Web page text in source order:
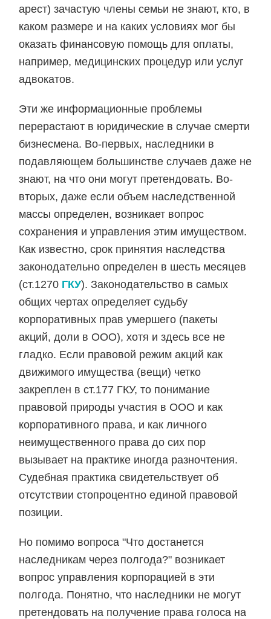
арест) зачастую члены семьи не знают, кто, в
каком размере и на каких условиях мог бы
оказать финансовую помощь для оплаты,
например, медицинских процедур или услуг
адвокатов.
Эти же информационные проблемы
перерастают в юридические в случае смерти
бизнесмена. Во-первых, наследники в
подавляющем большинстве случаев даже не
знают, на что они могут претендовать. Во-
вторых, даже если объем наследственной
массы определен, возникает вопрос
сохранения и управления этим имуществом.
Как известно, срок принятия наследства
законодательно определен в шесть месяцев
(ст.1270 ГКУ). Законодательство в самых
общих чертах определяет судьбу
корпоративных прав умершего (пакеты
акций, доли в ООО), хотя и здесь все не
гладко. Если правовой режим акций как
движимого имущества (вещи) четко
закреплен в ст.177 ГКУ, то понимание
правовой природы участия в ООО и как
корпоративного права, и как личного
неимущественного права до сих пор
вызывает на практике иногда разночтения.
Судебная практика свидетельствует об
отсутствии стопроцентно единой правовой
позиции.
Но помимо вопроса "Что достанется
наследникам через полгода?" возникает
вопрос управления корпорацией в эти
полгода. Понятно, что наследники не могут
претендовать на получение права голоса на